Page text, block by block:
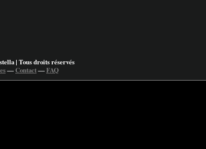
| Tous droits réservés
―Contact―FAQ